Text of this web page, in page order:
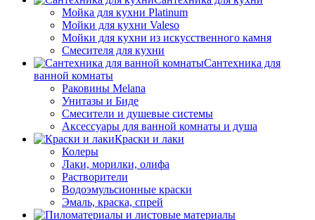
Мойка для кухни Platinum
Мойки для кухни Valeso
Мойки для кухни из искусственного камня
Смесителя для кухни
Сантехника для
ванной комнаты
Раковины Melana
Унитазы и Биде
Смесители и душевые системы
Аксессуары для ванной комнаты и душа
Краски и лаки
Колеры
Лаки, морилки, олифа
Растворители
Водоэмульсионные краски
Эмаль, краска, спрей